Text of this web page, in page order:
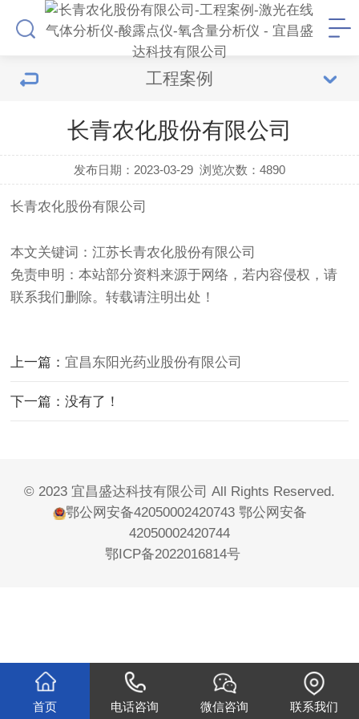
工程案例
长青农化股份有限公司
发布日期：2023-03-29 浏览次数：4890
长青农化股份有限公司
本文关键词：江苏长青农化股份有限公司
免责申明：本站部分资料来源于网络，若内容侵权，请
联系我们删除。转载请注明出处！
上一篇： 宜昌东阳光药业股份有限公司
下一篇：没有了！
© 2023 宜昌盛达科技有限公司 All Rights Reserved.
鄂公网安备42050002420743 鄂公网安备
42050002420744
鄂ICP备2022016814号
首页 电话咨询 微信咨询 联系我们